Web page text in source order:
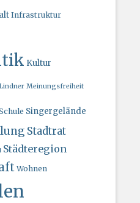
Infrastruktur
Kultur
Lindner Meinungsfreiheit
Singergelände
Stadtrat
Städteregion
Wohnen